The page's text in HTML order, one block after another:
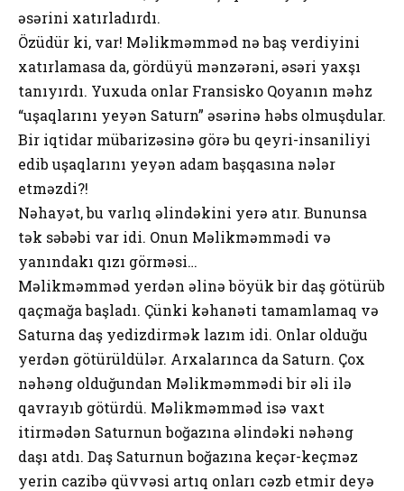
əsərini xatırladırdı.
Özüdür ki, var! Məlikməmməd nə baş verdiyini
xatırlamasa da, gördüyü mənzərəni, əsəri yaxşı
tanıyırdı. Yuxuda onlar Fransisko Qoyanın məhz
“uşaqlarını yeyən Saturn” əsərinə həbs olmuşdular.
Bir iqtidar mübarizəsinə görə bu qeyri-insaniliyi
edib uşaqlarını yeyən adam başqasına nələr
etməzdi?!
Nəhayət, bu varlıq əlindəkini yerə atır. Bununsa
tək səbəbi var idi. Onun Məlikməmmədi və
yanındakı qızı görməsi…
Məlikməmməd yerdən əlinə böyük bir daş götürüb
qaçmağa başladı. Çünki kəhanəti tamamlamaq və
Saturna daş yedizdirmək lazım idi. Onlar olduğu
yerdən götürüldülər. Arxalarınca da Saturn. Çox
nəhəng olduğundan Məlikməmmədi bir əli ilə
qavrayıb götürdü. Məlikməmməd isə vaxt
itirmədən Saturnun boğazına əlindəki nəhəng
daşı atdı. Daş Saturnun boğazına keçər-keçməz
yerin cazibə qüvvəsi artıq onları cəzb etmir deyə